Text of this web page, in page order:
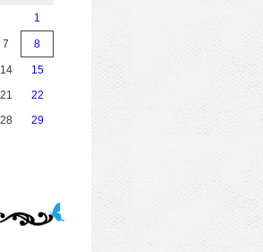
1
7 8
14
15
21
22
28
29